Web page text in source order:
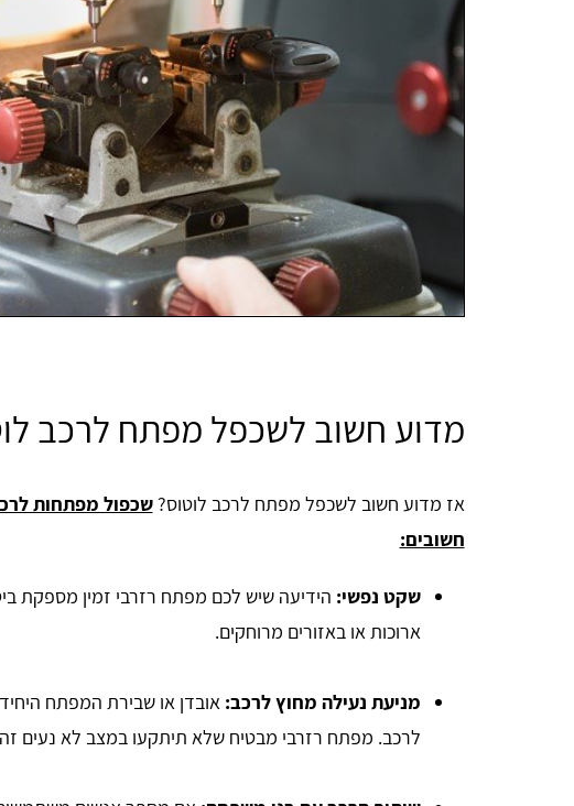
מדוע חשוב לשכפל מפתח לרכב
אז מדוע חשוב לשכפל מפתח לרכב לוטוס?שכפול מפתחות
חשובים:
שקט נפשי: הידיעה שיש לכם מפתח רזרבי זמין מספקת
ארוכות או באזורים מרוחקים.
מניעת נעילה מחוץ לרכב: אובדן או שבירת המפתח
לרכב. מפתח רזרבי מבטיח שלא תיתקעו במצב לא נעים